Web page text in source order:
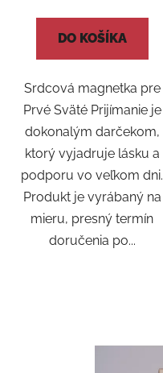
DO KOŠÍKA
Srdcová magnetka pre
Prvé Sväté Prijímanie je
dokonalým darčekom,
ktorý vyjadruje lásku a
podporu vo veľkom dni.
Produkt je vyrábaný na
mieru, presný termín
doručenia po...